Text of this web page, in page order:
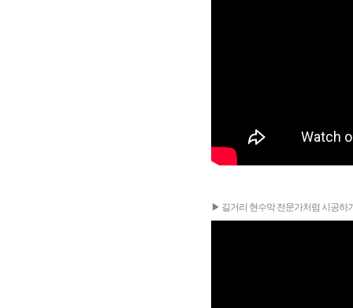
▶ 길거리 현수막 전문가처럼 시공하